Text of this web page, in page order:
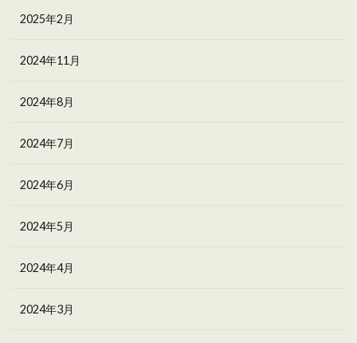
2025年2月
2024年11月
2024年8月
2024年7月
2024年6月
2024年5月
2024年4月
2024年3月